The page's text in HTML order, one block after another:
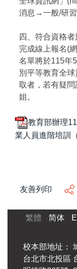
消息→一般/研習
四、符合資格
完成線上報名(
名單將於115年
別平等教育全
取者，若有疑
姐。
教育部辦理
業人員進階培訓
友善列印
繁體 简体
校本部地址：
台北市北投區